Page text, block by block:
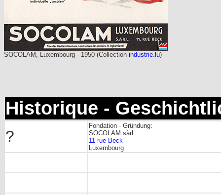
SOCOLAM, Luxembourg - 1950 (Collection industrie.lu)
Historique -
?
Fondation - Gründung:
SOCOLAM sàrl
11 rue Beck
Luxembourg